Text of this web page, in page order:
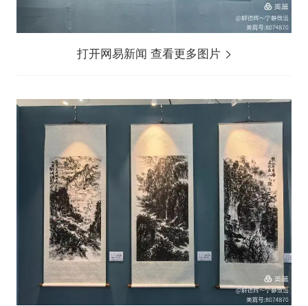
打开网易新闻 查看更多图片